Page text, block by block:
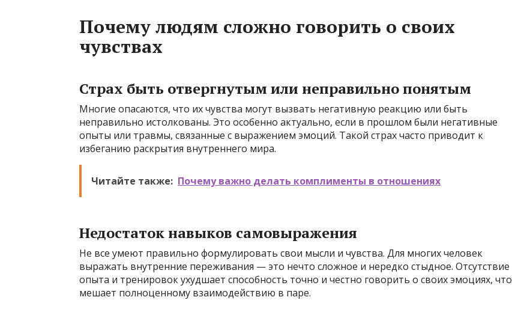
Почему людям сложно говорить о своих
чувствах
Страх быть отвергнутым или неправильно понятым
Многие опасаются, что их чувства могут вызвать негативную реакцию или быть
неправильно истолкованы. Это особенно актуально, если в прошлом были негативные
опыты или травмы, связанные с выражением эмоций. Такой страх часто приводит к
избеганию раскрытия внутреннего мира.
Читайте также: Почему важно делать комплименты в отношениях
Недостаток навыков самовыражения
Не все умеют правильно формулировать свои мысли и чувства. Для многих человек
выражать внутренние переживания — это нечто сложное и нередко стыдное. Отсутствие
опыта и тренировок ухудшает способность точно и честно говорить о своих эмоциях, что
мешает полноценному взаимодействию в паре.